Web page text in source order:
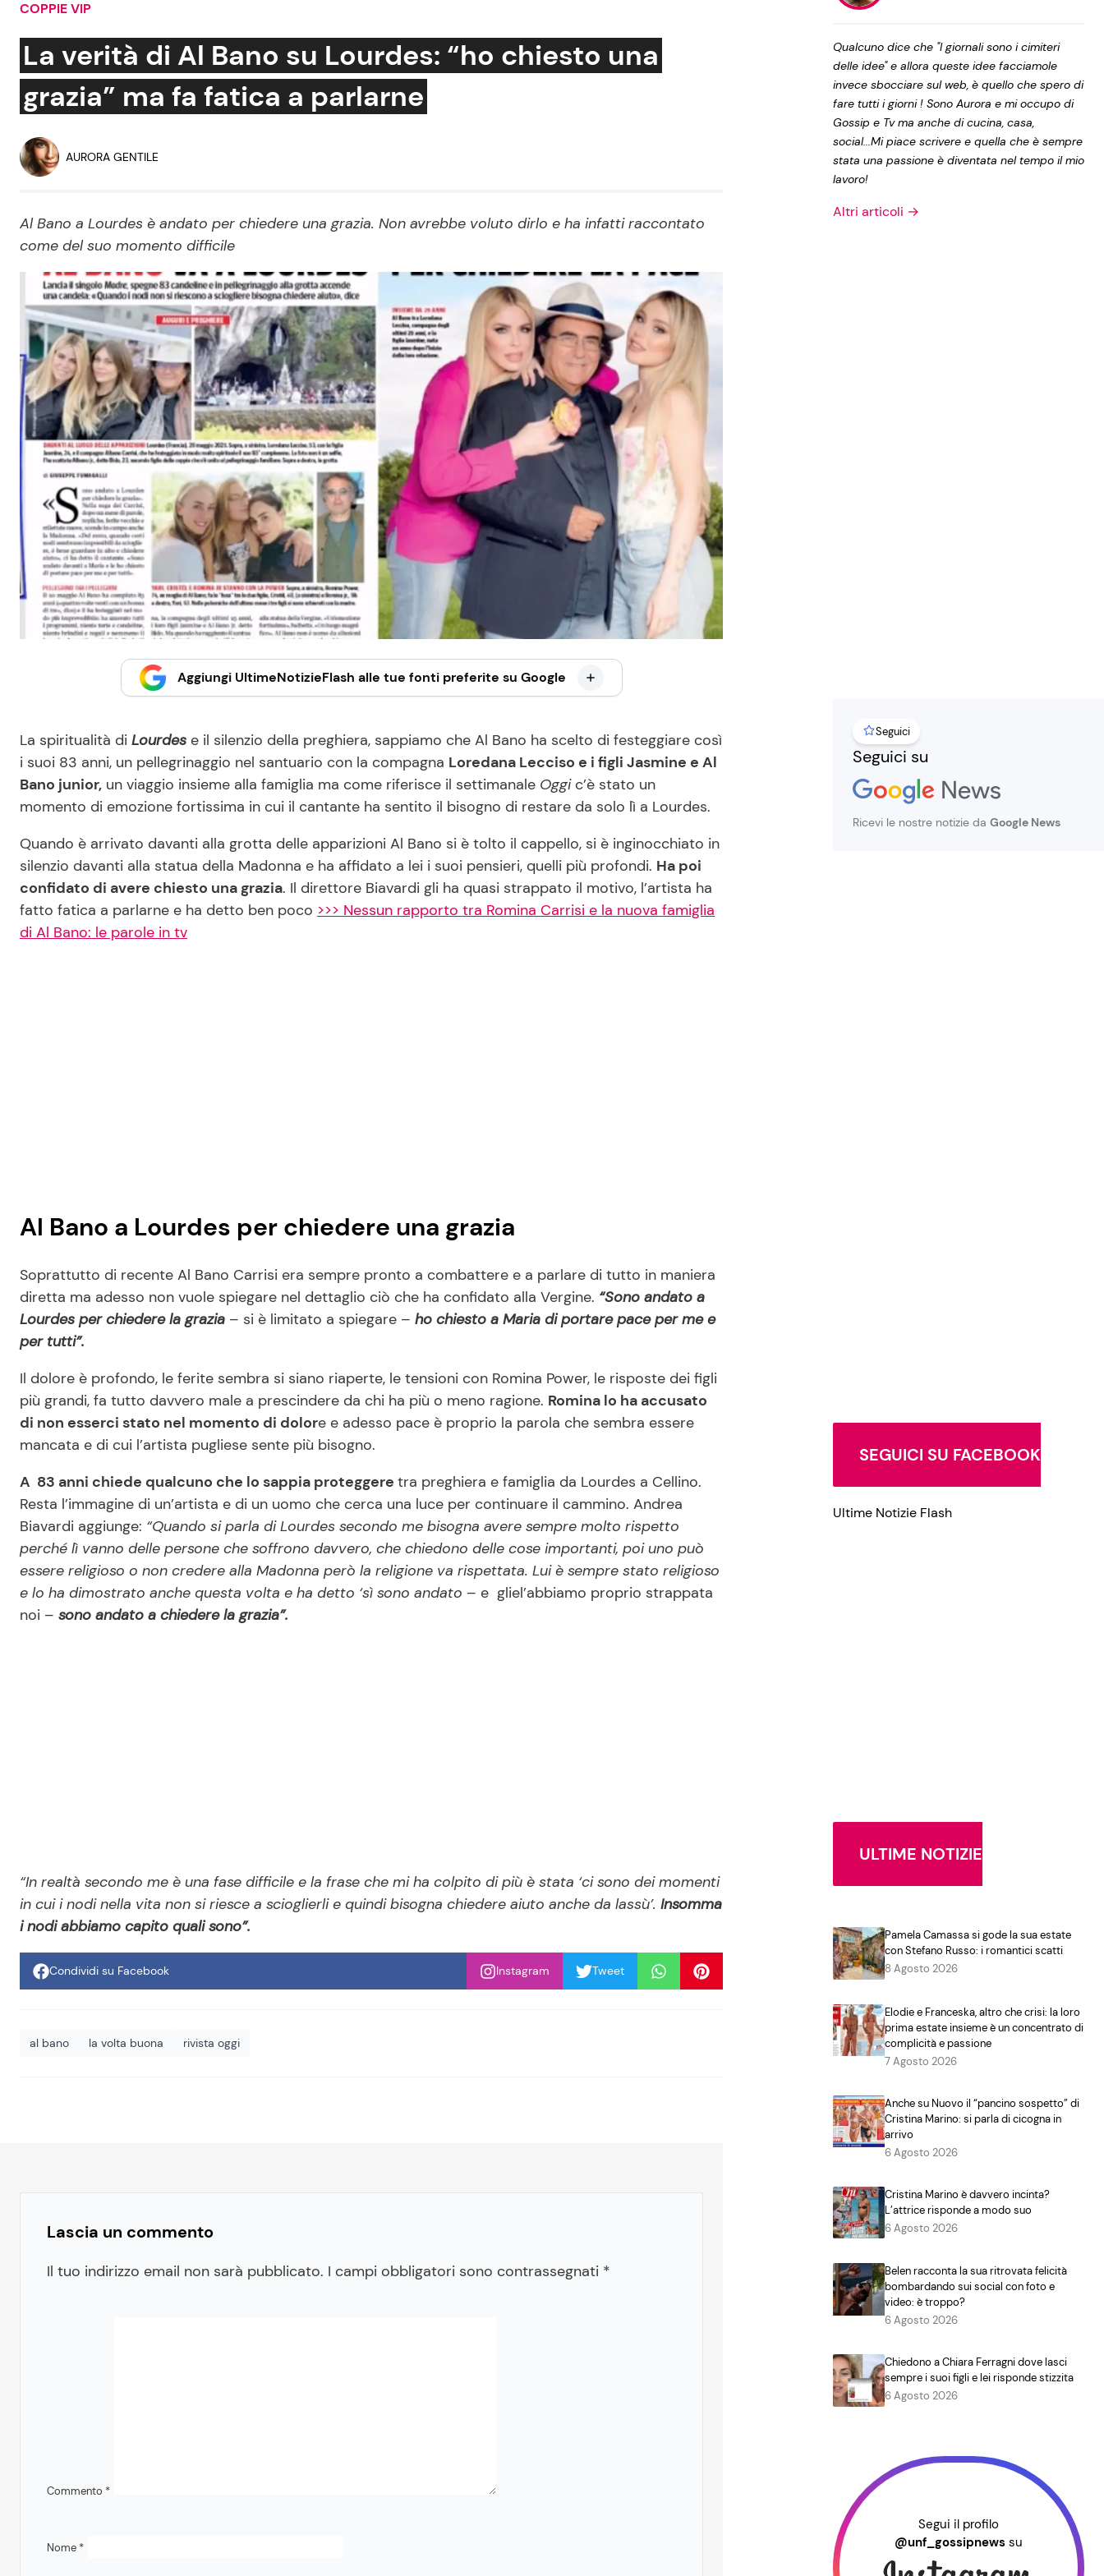
Social News
News dal mondo
Benessere
Mondo Mamma
Salute
Viaggi e Turismo
Festività
Le Ricette in TV
Ricette Facili e Veloci
Ricette Feste
Ricette per Bambini
Privacy Policy
COPPIE VIP
La verità di Al Bano su Lourdes: “ho chiesto una
grazia” ma fa fatica a parlarne
AURORA GENTILE
Al Bano a Lourdes è andato per chiedere una grazia. Non avrebbe voluto dirlo e ha infatti raccontato
come del suo momento difficile
Aggiungi UltimeNotizieFlash alle tue fonti preferite su Google
La spiritualità di Lourdes e il silenzio della preghiera, sappiamo che Al Bano ha scelto di festeggiare così
i suoi 83 anni, un pellegrinaggio nel santuario con la compagna Loredana Lecciso e i figli Jasmine e Al
Bano junior, un viaggio insieme alla famiglia ma come riferisce il settimanale Oggi c’è stato un
momento di emozione fortissima in cui il cantante ha sentito il bisogno di restare da solo lì a Lourdes.
Quando è arrivato davanti alla grotta delle apparizioni Al Bano si è tolto il cappello, si è inginocchiato in
silenzio davanti alla statua della Madonna e ha affidato a lei i suoi pensieri, quelli più profondi. Ha poi
confidato di avere chiesto una grazia. Il direttore Biavardi gli ha quasi strappato il motivo, l’artista ha
fatto fatica a parlarne e ha detto ben poco >>> Nessun rapporto tra Romina Carrisi e la nuova famiglia
di Al Bano: le parole in tv
Al Bano a Lourdes per chiedere una grazia
Soprattutto di recente Al Bano Carrisi era sempre pronto a combattere e a parlare di tutto in maniera
diretta ma adesso non vuole spiegare nel dettaglio ciò che ha confidato alla Vergine. “Sono andato a
Lourdes per chiedere la grazia – si è limitato a spiegare – ho chiesto a Maria di portare pace per me e
per tutti”.
Il dolore è profondo, le ferite sembra si siano riaperte, le tensioni con Romina Power, le risposte dei figli
più grandi, fa tutto davvero male a prescindere da chi ha più o meno ragione. Romina lo ha accusato
di non esserci stato nel momento di dolore e adesso pace è proprio la parola che sembra essere
mancata e di cui l’artista pugliese sente più bisogno.
A 83 anni chiede qualcuno che lo sappia proteggere tra preghiera e famiglia da Lourdes a Cellino.
Resta l’immagine di un’artista e di un uomo che cerca una luce per continuare il cammino. Andrea
Biavardi aggiunge: “Quando si parla di Lourdes secondo me bisogna avere sempre molto rispetto
perché lì vanno delle persone che soffrono davvero, che chiedono delle cose importanti, poi uno può
essere religioso o non credere alla Madonna però la religione va rispettata. Lui è sempre stato religioso
e lo ha dimostrato anche questa volta e ha detto ‘sì sono andato – e gliel’abbiamo proprio strappata
noi – sono andato a chiedere la grazia”.
“In realtà secondo me è una fase difficile e la frase che mi ha colpito di più è stata ‘ci sono dei momenti
in cui i nodi nella vita non si riesce a scioglierli e quindi bisogna chiedere aiuto anche da lassù’. Insomma
i nodi abbiamo capito quali sono”.
Condividi su Facebook Instagram Tweet
al bano la volta buona rivista oggi
Lascia un commento
Il tuo indirizzo email non sarà pubblicato. I campi obbligatori sono contrassegnati *
Commento *
Nome *
Qualcuno dice che "I giornali sono i cimiteri
delle idee" e allora queste idee facciamole
invece sbocciare sul web, è quello che spero di
fare tutti i giorni ! Sono Aurora e mi occupo di
Gossip e Tv ma anche di cucina, casa,
social...Mi piace scrivere e quella che è sempre
stata una passione è diventata nel tempo il mio
lavoro!
Altri articoli →
Seguici
Seguici su
Ricevi le nostre notizie da Google News
SEGUICI SU FACEBOOK
Ultime Notizie Flash
ULTIME NOTIZIE
Pamela Camassa si gode la sua estate
con Stefano Russo: i romantici scatti
8 Agosto 2026
Elodie e Franceska, altro che crisi: la loro
prima estate insieme è un concentrato di
complicità e passione
7 Agosto 2026
Anche su Nuovo il “pancino sospetto” di
Cristina Marino: si parla di cicogna in
arrivo
6 Agosto 2026
Cristina Marino è davvero incinta?
L’attrice risponde a modo suo
6 Agosto 2026
Belen racconta la sua ritrovata felicità
bombardando sui social con foto e
video: è troppo?
6 Agosto 2026
Chiedono a Chiara Ferragni dove lasci
sempre i suoi figli e lei risponde stizzita
6 Agosto 2026
Segui il profilo
@unf_gossipnews su